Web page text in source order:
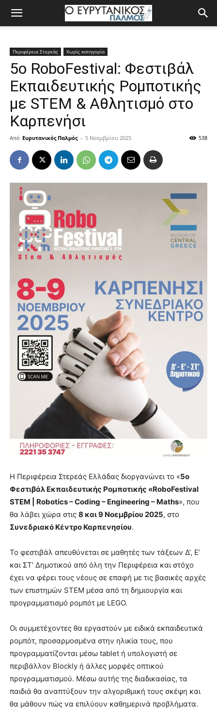
Περιφέρεια Στερεάς Χωρίς κατηγορία
5ο RoboFestival: Φεστιβάλ
Εκπαιδευτικής Ρομποτικής
με STEM & Αθλητισμό στο
Καρπενήσι
Από Ευρυτανικός Παλμός - 5 Νοεμβρίου 2025 538
Η Περιφέρεια Στερεάς Ελλάδας διοργανώνει το «5ο
Φεστιβάλ Εκπαιδευτικής Ρομποτικής «RoboFestival
STEM | Robotics – Coding – Engineering – Maths», που
θα λάβει χώρα στις 8 και 9 Νοεμβρίου 2025, στο
Συνεδριακό Κέντρο Καρπενησίου.
Το φεστιβάλ απευθύνεται σε μαθητές των τάξεων Δ’, Ε’
και ΣΤ’ Δημοτικού από όλη την Περιφέρεια και στόχο
έχει να φέρει τους νέους σε επαφή με τις βασικές αρχές
των επιστημών STEM μέσα από τη δημιουργία και
προγραμματισμό ρομπότ με LEGO.
Οι συμμετέχοντες θα εργαστούν με ειδικά εκπαιδευτικά
ρομπότ, προσαρμοσμένα στην ηλικία τους, που
προγραμματίζονται μέσω tablet ή υπολογιστή σε
περιβάλλον Blockly ή άλλες μορφές οπτικού
προγραμματισμού. Μέσω αυτής της διαδικασίας, τα
παιδιά θα αναπτύξουν την αλγοριθμική τους σκέψη και
θα μάθουν πώς να επιλύουν καθημερινά προβλήματα.